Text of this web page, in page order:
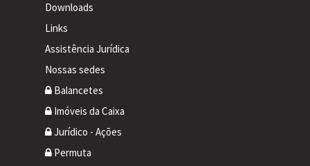
Downloads
Links
Assistência Jurídica
Nossas sedes
Balancetes
Imóveis da Caixa
Jurídico - Ações
Permuta